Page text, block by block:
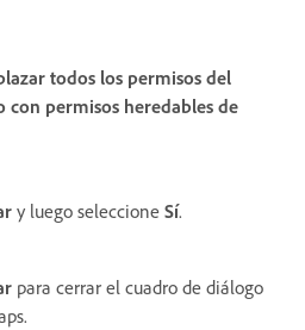
todos los permisos del
con permisos heredables de
y luego seleccione Sí.
para cerrar el cuadro de diálogo